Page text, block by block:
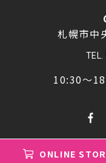
札幌市中
TEL.
10:30～
Copyright ©
ONLINE